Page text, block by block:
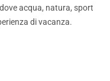
acqua, natura, sport
di vacanza.